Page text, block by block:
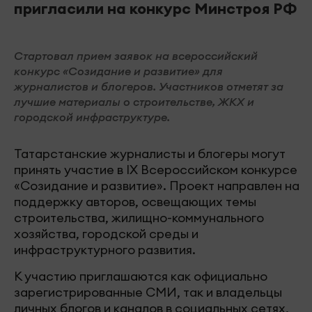
пригласили на конкурс Минстроя РФ
Стартовал прием заявок на всероссийский
конкурс «Созидание и развитие» для
журналистов и блогеров. Участников отметят за
лучшие материалы о строительстве, ЖКХ и
городской инфраструктуре.
Татарстанские журналисты и блогеры могут
принять участие в IX Всероссийском конкурсе
«Созидание и развитие». Проект направлен на
поддержку авторов, освещающих темы
строительства, жилищно-коммунального
хозяйства, городской среды и
инфраструктурного развития.
К участию приглашаются как официально
зарегистрированные СМИ, так и владельцы
личных блогов и каналов в социальных сетях,